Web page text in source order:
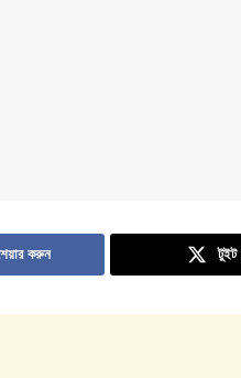
করুন